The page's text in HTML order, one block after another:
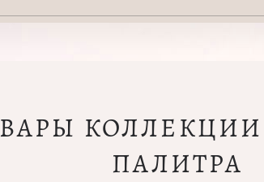
ПАЛИТРА